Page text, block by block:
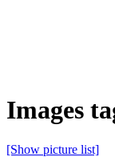
Images
[Show picture list]